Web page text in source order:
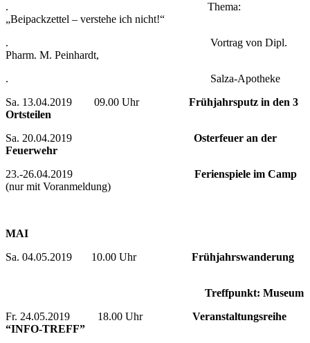
. Thema:
„Beipackzettel – verstehe ich nicht!“
. Vortrag von Dipl.
Pharm. M. Peinhardt,
. Salza-Apotheke
Sa. 13.04.2019 09.00 Uhr Frühjahrsputz in den 3
Ortsteilen
Sa. 20.04.2019 Osterfeuer an der
Feuerwehr
23.-26.04.2019 Ferienspiele im Camp
(nur mit Voranmeldung)
MAI
Sa. 04.05.2019 10.00 Uhr Frühjahrswanderung
Treffpunkt: Museum
Fr. 24.05.2019 18.00 Uhr Veranstaltungsreihe
“INFO-TREFF”